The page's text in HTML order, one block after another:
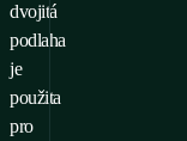
dvojitá
podlaha
je
použita
pro